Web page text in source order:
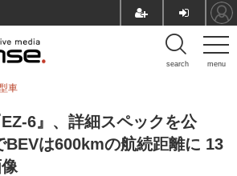
menu
search
6』、詳細スペックを公
BEVは600kmの航続距離に 13
車